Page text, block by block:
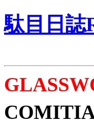
駄目日誌